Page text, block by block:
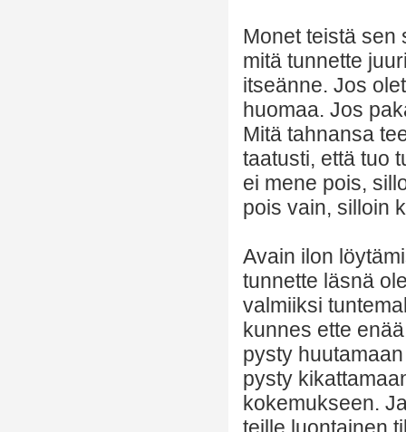
Monet teistä sen
mitä tunnette
itseänne. Jos
huomaa. Jos
Mitä tahnansa
taatusti, että tuo
ei mene pois,
pois vain, silloin
Avain ilon
tunnette läsnä
valmiiksi
kunnes ette
pysty
pysty
kokemukseen.
teille luontainen